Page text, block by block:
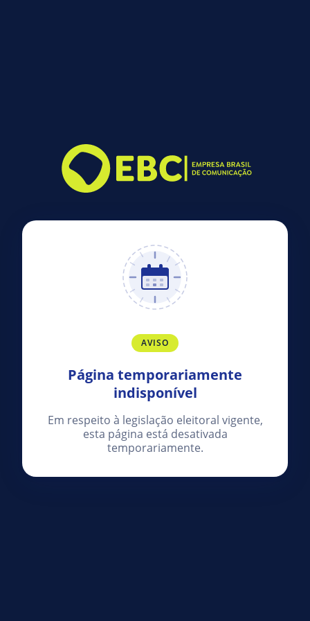
AVISO
Página temporariamente
indisponível
Em respeito à legislação eleitoral vigente,
esta página está desativada
temporariamente.